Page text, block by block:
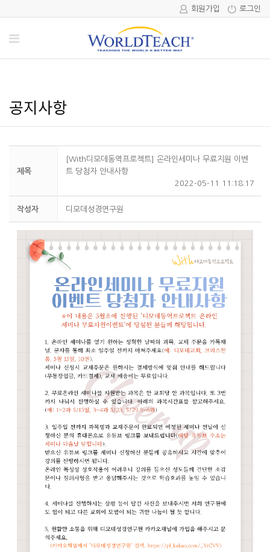
로그인
회원가입
공지사항
제목
[With디모데동역프로젝트] 온라인세미나 무료지원 이벤
트 당첨자 안내사항
2022-05-11 11:18:17
작성자 디모데성경연구원